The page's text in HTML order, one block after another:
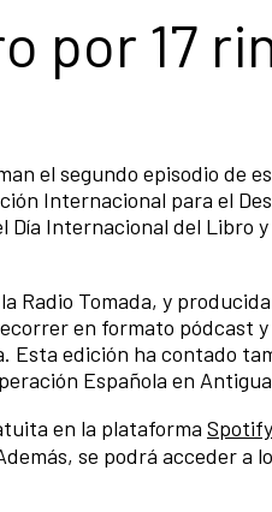
por 17
el segundo episodio de
Internacional para el
Día Internacional del Libro
Radio Tomada, y
en formato pódcast
Esta edición ha contado
Española en
en la plataforma
se podrá acceder a